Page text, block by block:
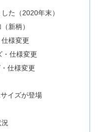
た（2020年末）
新柄）
様変更
・仕様変更
仕様変更
イズが登場